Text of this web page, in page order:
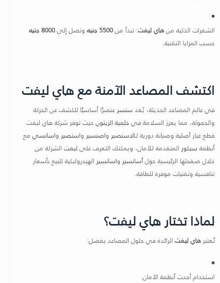
الشفرات الذكية منهاي ليفت: تبدأ من5500 جنيه وتصل إلى8000 جنيه
حسب المزايا التقنية.
اكتشف المصاعد الآمنة مع هاي ليفت
في عالم المصاعد الحديثة، يُعد سنسر عنصرًا أساسيًا للكشف عن الحركة
والحمولة، مما يعزز السلامة في حلمية الزيتون حيث توفر شركة هاي ليفت
قطع غيار أصلية وصيانة دورية لـالاسنصير واصنسير واسنصير واسانسي مع
أنظمة سيكور المتقدمة للأمان، ويمكنك التعرف على ليفت الشركة من
خلال صفحتها الرئيسية حولأسانسير واسانسير الهيدروليكية للبيع بأسعار
تنافسية وتقنيات موفرة للطاقة.
لماذا تختار هاي ليفت؟
تُعتبر هاي ليفت الرائدة في حلول المصاعد بفضل:
استخدام أحدث أنظمة الأمان.